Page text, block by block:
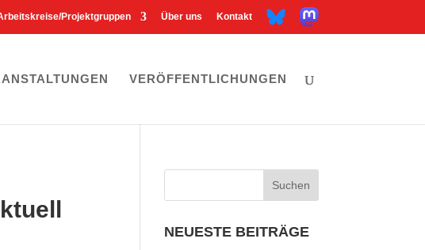
Projektgruppen Über uns Kontakt
B
u
M
a
VERÖFFENTLICHUNGEN
NEUESTE BEITRÄGE